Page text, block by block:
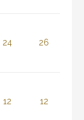
24 26
12 12